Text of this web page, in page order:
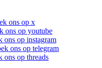
ons op x
ons op youtube
ons op instagram
ons op telegram
ons op threads